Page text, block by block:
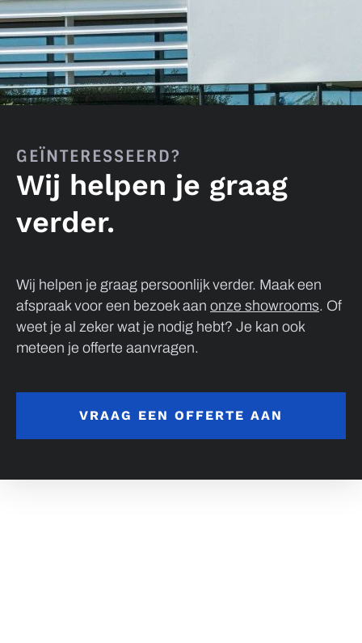
GEÏNTERESSEERD?
Wij helpen je graag
verder.
Wij helpen je graag persoonlijk verder. Maak een
afspraak voor een bezoek aan onze showrooms. Of
weet je al zeker wat je nodig hebt? Je kan ook
meteen je offerte aanvragen.
VRAAG EEN OFFERTE AAN